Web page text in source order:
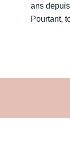
ans
Pourtant,